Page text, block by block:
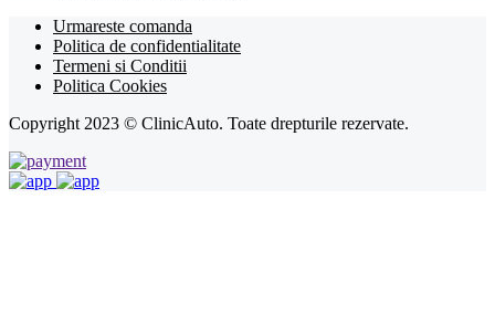
Urmareste comanda
Politica de confidentialitate
Termeni si Conditii
Politica Cookies
Copyright 2023 © ClinicAuto. Toate drepturile rezervate.